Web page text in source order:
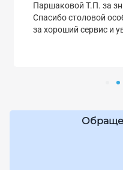
Паршаковой Т.П. за
Спасибо столовой
за хороший сервис и